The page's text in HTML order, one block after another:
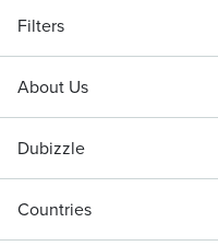
Filters
About Us
Dubizzle
Countries